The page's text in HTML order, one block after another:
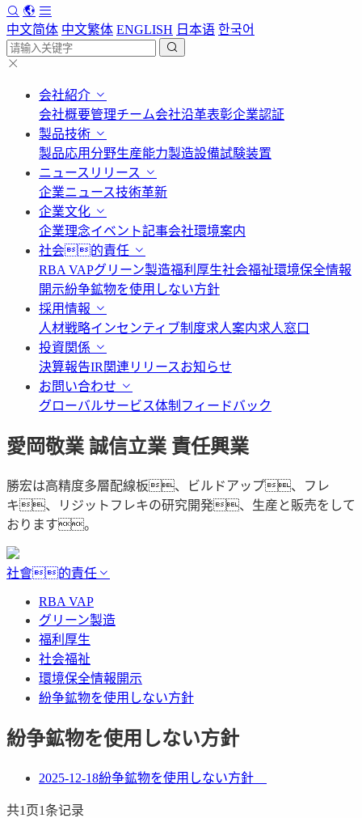
中文简体 中文繁体 ENGLISH 日本语 한국어
会社紹介
会社概要管理チーム会社沿革表彰企業認証
製品技術
製品応用分野生産能力製造設備試験装置
ニュースリリース
企業ニュース技術革新
企業文化
企業理念イベント記事会社環境案内
社会的責任
RBA VAPグリーン製造福利厚生社会福祉環境保全情報
開示紛争鉱物を使用しない方針
採用情報
人材戦略インセンティブ制度求人案内求人窓口
投資関係
決算報告IR関連リリースお知らせ
お問い合わせ
グローバルサービス体制 フィードバック
愛岡敬業 誠信立業 責任興業
勝宏は高精度多層配線板、ビルドアップ、フレ
キ、リジットフレキの研究開発、生産と販売をして
おります。
社會的責任
RBA VAP
グリーン製造
福利厚生
社会福祉
環境保全情報開示
紛争鉱物を使用しない方針
紛争鉱物を使用しない方針
2025-12-18紛争鉱物を使用しない方針
共1 页1条记录